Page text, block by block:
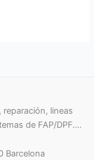
lineas
de FAP/DPF….
Barcelona